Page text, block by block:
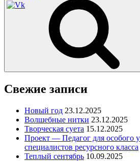
Свежие записи
Новый год 23.12.2025
Волшебные нитки 23.12.2025
Творческая суета 15.12.2025
Проект — Педагог для особого
специалистов ресурсного класса
Теплый сентябрь 10.09.2025